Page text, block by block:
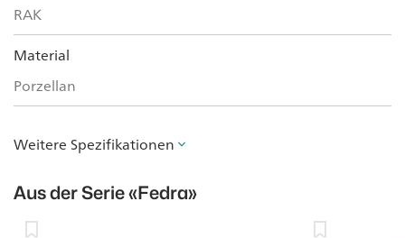
RAK
Material
Porzellan
Weitere Spezifikationen
Aus der Serie«Fedra»